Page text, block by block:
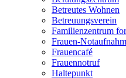
Betreutes Wohnen
Betreuungsverein
Familienzentrum
Frauen-
Frauencafé
Frauennotruf
Haltepunkt